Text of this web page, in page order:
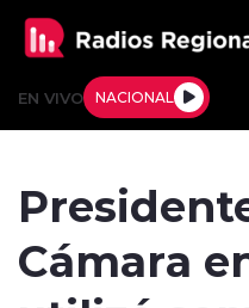
EN VIVO NACIONAL
Tendencias
Cámara